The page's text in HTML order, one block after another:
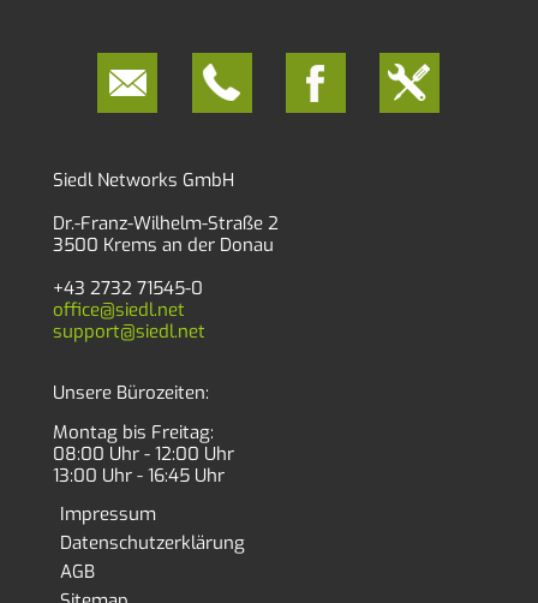
Siedl Networks GmbH
Dr.-Franz-Wilhelm-Straße 2
3500 Krems an der Donau
+43 2732 71545-0
office@siedl.net
support@siedl.net
Unsere Bürozeiten:
Montag bis Freitag:
08:00 Uhr - 12:00 Uhr
13:00 Uhr - 16:45 Uhr
Impressum
Datenschutzerklärung
AGB